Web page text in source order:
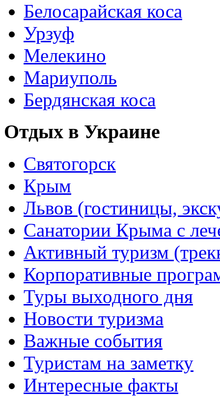
Белосарайская коса
Урзуф
Мелекино
Мариуполь
Бердянская коса
Отдых в Украине
Святогорск
Крым
Львов (гостиницы,
Санатории Крыма с
Активный туризм
Корпоративные
Туры выходного дня
Новости туризма
Важные события
Туристам на заметку
Интересные факты